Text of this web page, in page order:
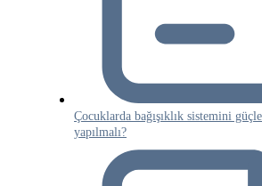
Çocuklarda bağışıklık sistemini
yapılmalı?